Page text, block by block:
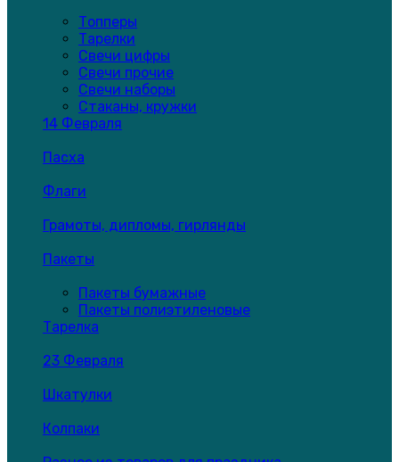
Топперы
Тарелки
Свечи цифры
Свечи прочие
Свечи наборы
Стаканы, кружки
14 Февраля
Пасха
Флаги
Грамоты, дипломы, гирлянды
Пакеты
Пакеты бумажные
Пакеты полиэтиленовые
Тарелка
23 Февраля
Шкатулки
Колпаки